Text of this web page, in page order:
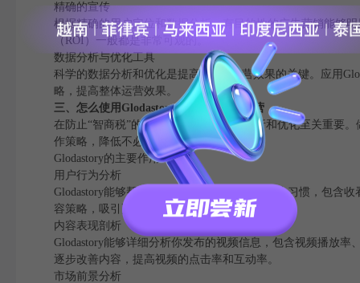
精确的宣传
根据精确的用户定位和数据分析，有目的性的广告营销能够
（ROI）一般都是非常可观的。
数据分析与优化工具
科学的数据分析和优化是提高Tiktok运营效果的关键。应用
略，提高整体运营效果。
三、怎么使用Glodastory来提高Tiktok经营
在防止“智商税”的过程中，科学的数据分析和优化至关重要
作策略，降低不必要的开支。
Glodastory的主要作用
用户行为分析
Glodastory能够帮助你剖析观众在tiktok上的行为习惯，包含
容策略，吸引更多的观众。
内容表现剖析
Glodastory能够详细分析你发布的视频信息，包含视频播放
逐步改善内容，提高视频的点击率和互动率。
市场前景分析